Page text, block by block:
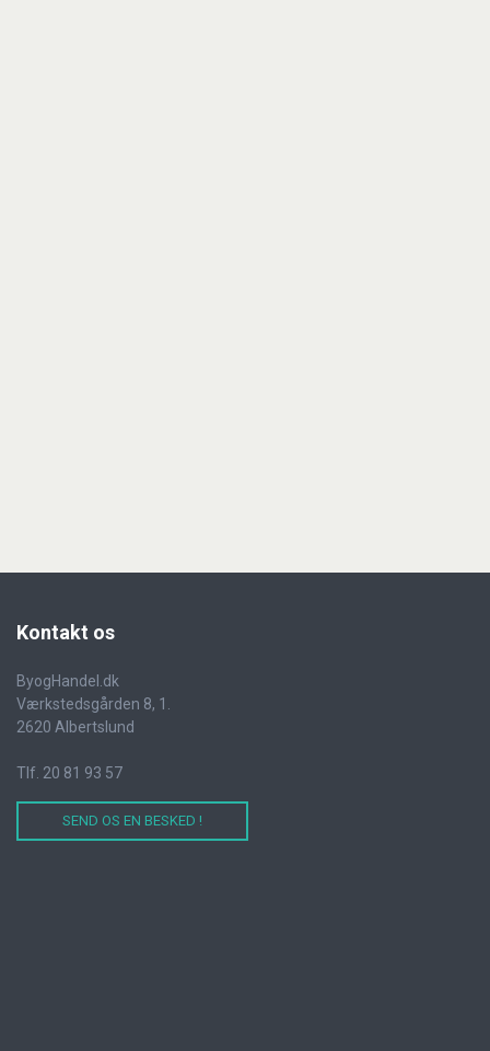
Kontakt os
ByogHandel.dk
Værkstedsgården 8, 1.
2620 Albertslund
Tlf. 20 81 93 57
SEND OS EN BESKED !